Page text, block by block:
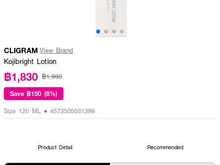
CLIGRAM View Brand
Kojibright Lotion
฿1,830 ฿1,980
Save ฿150 (8%)
Size 120 ML • 4573505031399
Product Detail Recommended